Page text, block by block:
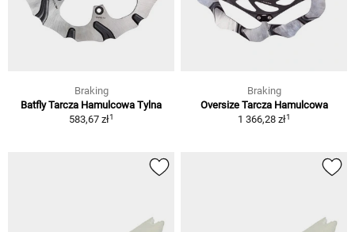
Braking
Batfly Tarcza Hamulcowa Tylna
583,67 zł1
Braking
Oversize Tarcza Hamulcowa
1 366,28 zł1